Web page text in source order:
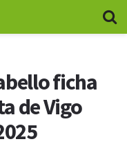
ficha
de Vigo